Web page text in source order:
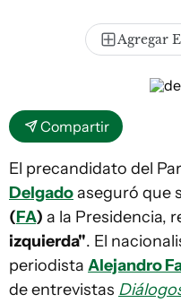
Agregar
Compartir
El precandidato del
Delgadoaseguró que
(FA) a la Presidencia,
izquierda". El
periodista Alejandro
de entrevistas